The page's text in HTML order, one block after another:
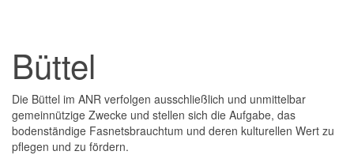
Büttel
Die Büttel im ANR verfolgen ausschließlich und unmittelbar
gemeinnützige Zwecke und stellen sich die Aufgabe, das
bodenständige Fasnetsbrauchtum und deren kulturellen Wert zu
pflegen und zu fördern.